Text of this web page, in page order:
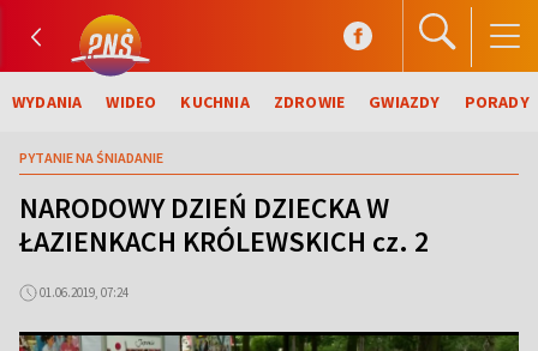
WYDANIA WIDEO KUCHNIA ZDROWIE GWIAZDY PORADY
PYTANIE NA ŚNIADANIE
NARODOWY DZIEŃ DZIECKA W
ŁAZIENKACH KRÓLEWSKICH cz. 2
01.06.2019, 07:24